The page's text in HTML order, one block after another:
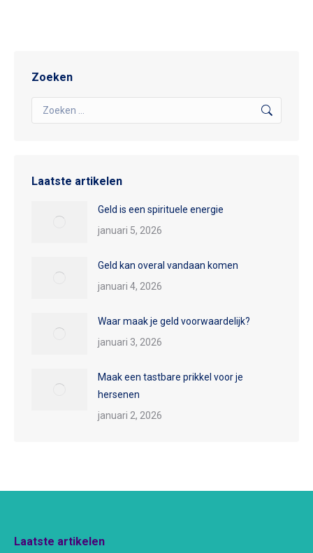
Zoeken
Search:
Laatste artikelen
Geld is een spirituele energie
januari 5, 2026
Geld kan overal vandaan komen
januari 4, 2026
Waar maak je geld voorwaardelijk?
januari 3, 2026
Maak een tastbare prikkel voor je
hersenen
januari 2, 2026
Laatste artikelen